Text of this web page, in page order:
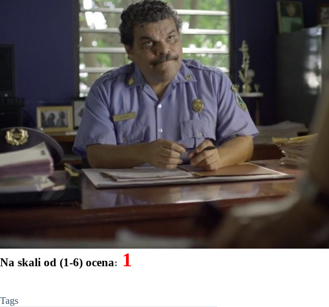
Na skali od (1-6) ocena: 1
Tags